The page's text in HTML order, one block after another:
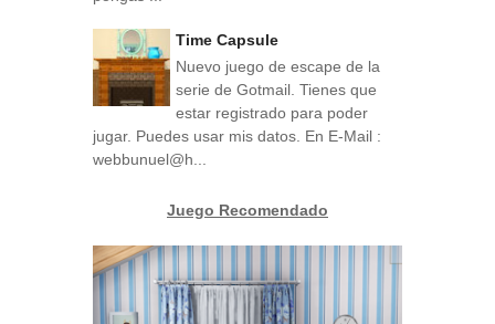
Time Capsule
Nuevo juego de escape de la
serie de Gotmail. Tienes que
estar registrado para poder
jugar. Puedes usar mis datos. En E-Mail :
webbunuel@h...
Juego Recomendado